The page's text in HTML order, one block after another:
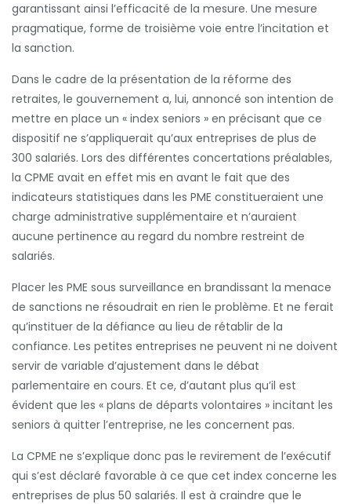
garantissant ainsi l’efficacité de la mesure. Une mesure
pragmatique, forme de troisième voie entre l’incitation et
la sanction.
Dans le cadre de la présentation de la réforme des
retraites, le gouvernement a, lui, annoncé son intention de
mettre en place un « index seniors » en précisant que ce
dispositif ne s’appliquerait qu’aux entreprises de plus de
300 salariés. Lors des différentes concertations préalables,
la CPME avait en effet mis en avant le fait que des
indicateurs statistiques dans les PME constitueraient une
charge administrative supplémentaire et n’auraient
aucune pertinence au regard du nombre restreint de
salariés.
Placer les PME sous surveillance en brandissant la menace
de sanctions ne résoudrait en rien le problème. Et ne ferait
qu’instituer de la défiance au lieu de rétablir de la
confiance. Les petites entreprises ne peuvent ni ne doivent
servir de variable d’ajustement dans le débat
parlementaire en cours. Et ce, d’autant plus qu’il est
évident que les « plans de départs volontaires » incitant les
seniors à quitter l’entreprise, ne les concernent pas.
La CPME ne s’explique donc pas le revirement de l’exécutif
qui s’est déclaré favorable à ce que cet index concerne les
entreprises de plus 50 salariés. Il est à craindre que le